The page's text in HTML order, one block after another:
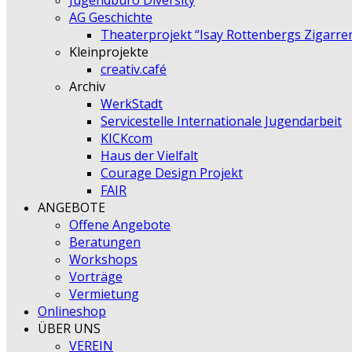
AG Geschichte
Theaterprojekt “Isay Rottenbergs
Kleinprojekte
creativ.café
Archiv
WerkStadt
Servicestelle Internationale Jugendarbeit
KICKcom
Haus der Vielfalt
Courage Design Projekt
FAIR
ANGEBOTE
Offene Angebote
Beratungen
Workshops
Vorträge
Vermietung
Onlineshop
ÜBER UNS
VEREIN